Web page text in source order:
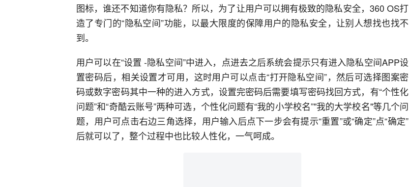
图标，谁还不知道你有隐私？所以，为了让用户可以拥有极致的隐私安全，360 OS打
造了专门的“隐私空间”功能，以最大限度的保障用户的隐私安全，让别人想找也找不
到。
用户可以在“设置 -隐私空间”中进入，点进去之后系统会提示只有进入隐私空间APP设
置密码后，相关设置才可用，这时用户可以点击“打开隐私空间”，然后可选择图案密
码或数字密码其中一种的进入方式，设置完密码后需要填写密码找回方式，有“个性化
问题”和“奇酷云账号”两种可选，个性化问题有“我的小学校名”"我的大学校名"等几个问
题，用户可点击右边三角选择，用户输入后点下一步会有提示“重置”或“确定”点“确定”
后就可以了，整个过程中也比较人性化，一气呵成。